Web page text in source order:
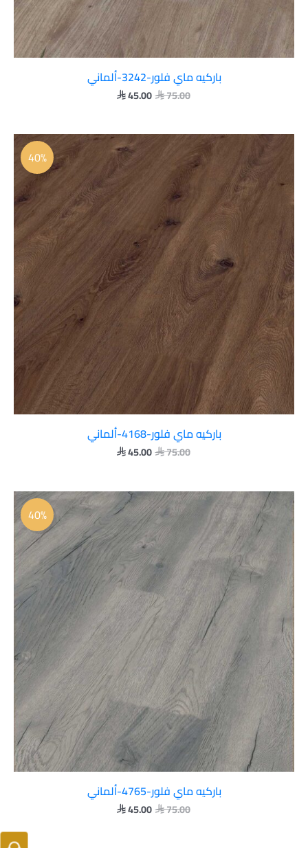
باركيه ماي فلور-3242-ألماني
75.00
45.00
40%
باركيه ماي فلور-4168-ألماني
75.00
السعر
الأصلي
45.00
السعر
الحالي
هو:
 45.00.
40%
باركيه ماي فلور-4765-ألماني
75.00
السعر
الأصلي
هو:
 75.00.
45.00
السعر
الحالي
هو:
 45.00.